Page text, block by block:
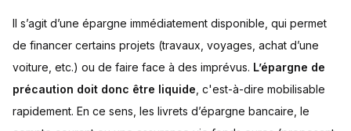
Il s’agit d’une épargne immédiatement disponible, qui permet
de financer certains projets (travaux, voyages, achat d’une
voiture, etc.) ou de faire face à des imprévus. L’épargne de
précaution doit donc être liquide , c'est-à-dire mobilisable
rapidement. En ce sens, les livrets d’épargne bancaire, le